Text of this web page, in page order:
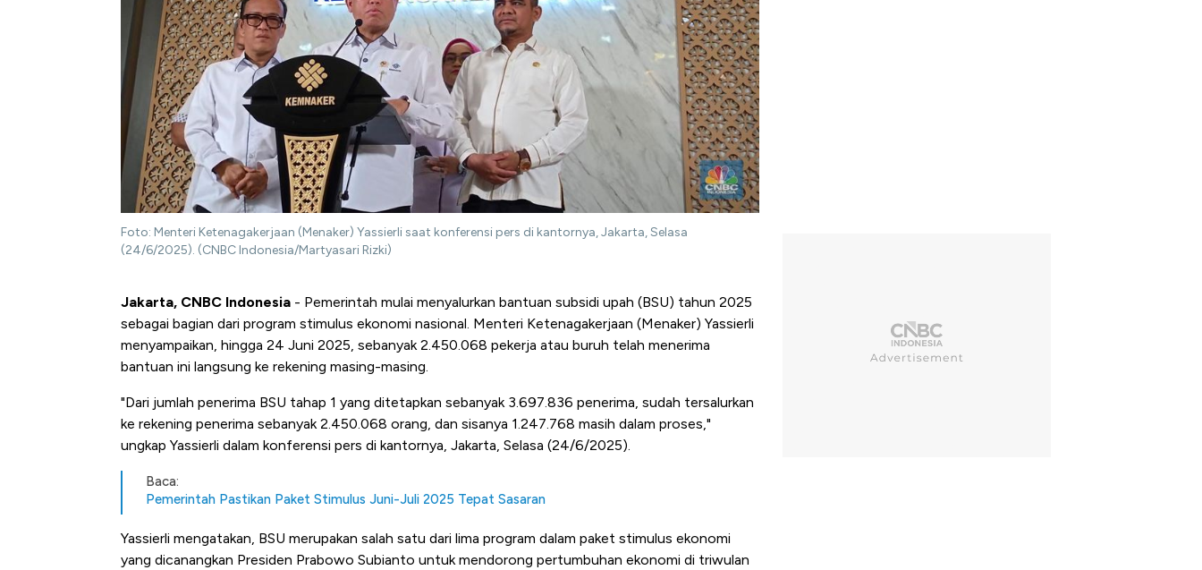
Foto: Menteri Ketenagakerjaan (Menaker) Yassierli saat konferensi pers di kantornya, Jakarta, Selasa
(24/6/2025). (CNBC Indonesia/Martyasari Rizki)
Jakarta, CNBC Indonesia - Pemerintah mulai menyalurkan bantuan subsidi upah (BSU) tahun 2025
sebagai bagian dari program stimulus ekonomi nasional. Menteri Ketenagakerjaan (Menaker) Yassierli
menyampaikan, hingga 24 Juni 2025, sebanyak 2.450.068 pekerja atau buruh telah menerima
bantuan ini langsung ke rekening masing-masing.
"Dari jumlah penerima BSU tahap 1 yang ditetapkan sebanyak 3.697.836 penerima, sudah tersalurkan
ke rekening penerima sebanyak 2.450.068 orang, dan sisanya 1.247.768 masih dalam proses,"
ungkap Yassierli dalam konferensi pers di kantornya, Jakarta, Selasa (24/6/2025).
Baca:
Pemerintah Pastikan Paket Stimulus Juni-Juli 2025 Tepat Sasaran
Yassierli mengatakan, BSU merupakan salah satu dari lima program dalam paket stimulus ekonomi
yang dicanangkan Presiden Prabowo Subianto untuk mendorong pertumbuhan ekonomi di triwulan